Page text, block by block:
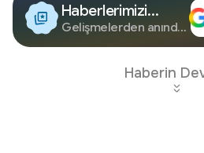
Haberlerimizi
Google'da Takip
Edin
Gelişmelerden anında
Haberin